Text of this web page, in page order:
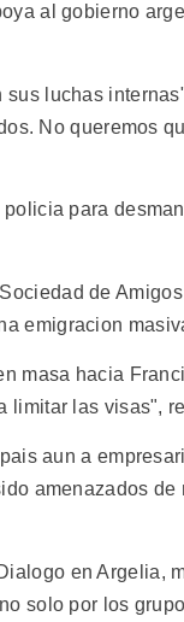
al gobierno
luchas
No queremos
para
de
emigracion
masa hacia
limitar las visas",
aun a
amenazados de
en Argelia,
solo por los